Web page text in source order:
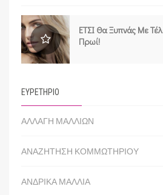
ΕΤΣΙ Θα Ξυπνάς Με
Πρωί!
ΕΥΡΕΤΗΡΙΟ
ΑΛΛΑΓΗ ΜΑΛΛΙΩΝ
ΑΝΑΖΗΤΗΣΗ ΚΟΜΜΩΤΗΡΙΟΥ
ΑΝΔΡΙΚΑ ΜΑΛΛΙΑ